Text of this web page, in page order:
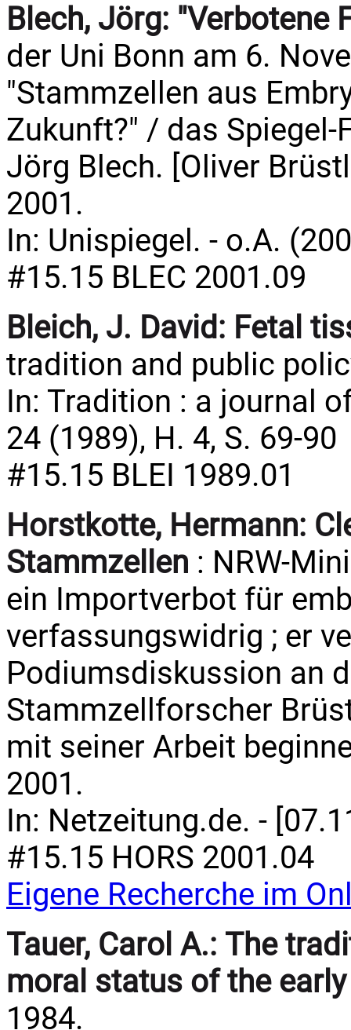
Blech, Jörg: "Verbotene
der Uni Bonn am 6.
"Stammzellen aus
Zukunft?" / das
Jörg Blech. [Oliver
2001.
In: Unispiegel. - o.A.
#15.15 BLEC 2001.09
Bleich, J. David: Fetal
tradition and public
In: Tradition : a journal
24 (1989), H. 4, S. 69-90
#15.15 BLEI 1989.01
Horstkotte, Hermann:
Stammzellen : NRW-
ein Importverbot für
verfassungswidrig ; er
Podiumsdiskussion an
Stammzellforscher
mit seiner Arbeit
2001.
In: Netzeitung.de. -
#15.15 HORS 2001.04
Eigene Recherche im
Tauer, Carol A.: The
moral status of the
1984.